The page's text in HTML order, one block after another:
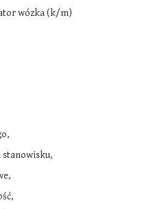
wózka (k/m)
stanowisku,